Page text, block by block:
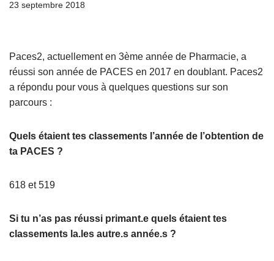
23 septembre 2018
Paces2, actuellement en 3ème année de Pharmacie, a
réussi son année de PACES en 2017 en doublant. Paces2
a répondu pour vous à quelques questions sur son
parcours :
Quels étaient tes classements l’année de l’obtention de
ta PACES ?
618 et 519
Si tu n’as pas réussi primant.e quels étaient tes
classements la.les autre.s année.s ?